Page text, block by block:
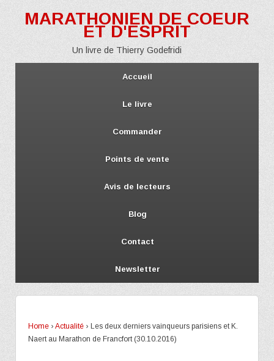
MARATHONIEN DE COEUR
ET D'ESPRIT
Un livre de Thierry Godefridi
Accueil
Le livre
Commander
Points de vente
Avis de lecteurs
Blog
Contact
Newsletter
Home › Actualité › Les deux derniers vainqueurs parisiens et K.
Naert au Marathon de Francfort (30.10.2016)